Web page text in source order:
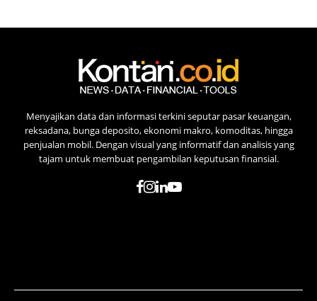
Menyajikan data dan informasi terkini seputar pasar keuangan,
reksadana, bunga deposito, ekonomi makro, komoditas, hingga
penjualan mobil. Dengan visual yang informatif dan analisis yang
tajam untuk membuat pengambilan keputusan finansial.